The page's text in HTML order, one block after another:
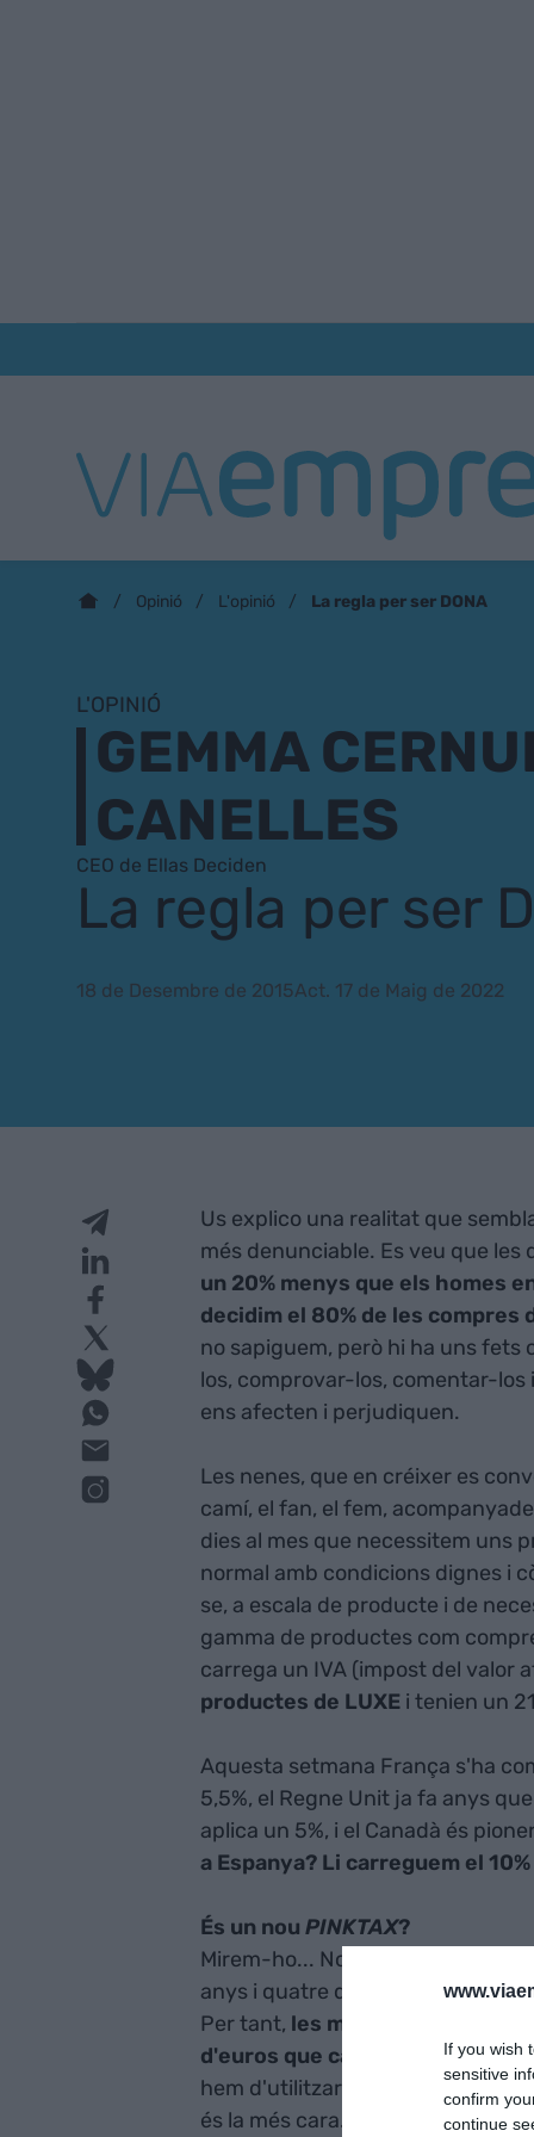
If you wish
sensitive
confirm
continue
Opinió L'opinió La regla per ser DONA
L'OPINIÓ
GEMMA
CANELLES
CEO de Ellas Deciden
La regla per ser
18 de Desembre de 2015Act. 17 de Maig de 2022
Us explico una realitat que
més denunciable. Es veu que les
un 20% menys que els homes
decidim el 80% de les compres
no sapiguem, però hi ha uns fets
los, comprovar-los, comentar-
ens afecten i perjudiquen.
Les nenes, que en créixer es
camí, el fan, el fem,
dies al mes que necessitem uns
normal amb condicions dignes i
se, a escala de producte i de
gamma de productes com
carrega un IVA (impost del valor
productes de LUXEi tenien un
Aquesta setmana França s'ha
5,5%, el Regne Unit ja fa anys
aplica un 5%, i el Canadà és
a Espanya? Li carreguem el
És un nou PINKTAX?
Mirem-ho... Nosaltres no podem
anys i quatre dies al mes
Per tant, les marques i els
d'euros que cada any recapteni
hem d'utilitzar i només afecta les
és la més cara.